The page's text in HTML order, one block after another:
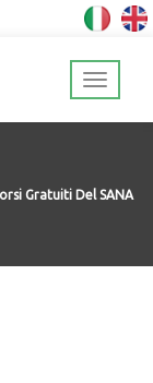
Gratuiti Del SANA